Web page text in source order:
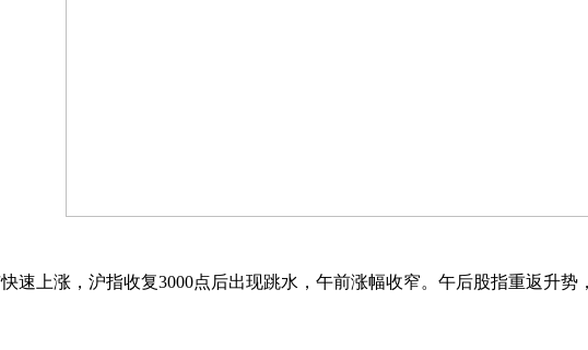
，沪指收复3000点后出现跳水，午前涨幅收窄。午后股指重返升势，